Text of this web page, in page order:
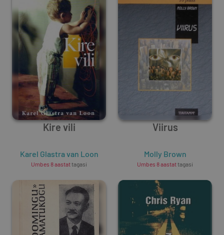
Kire vili
Karel Glastra van Loon
Umbes 8 aastattagasi
Viirus
Molly Brown
Umbes 8 aastattagasi